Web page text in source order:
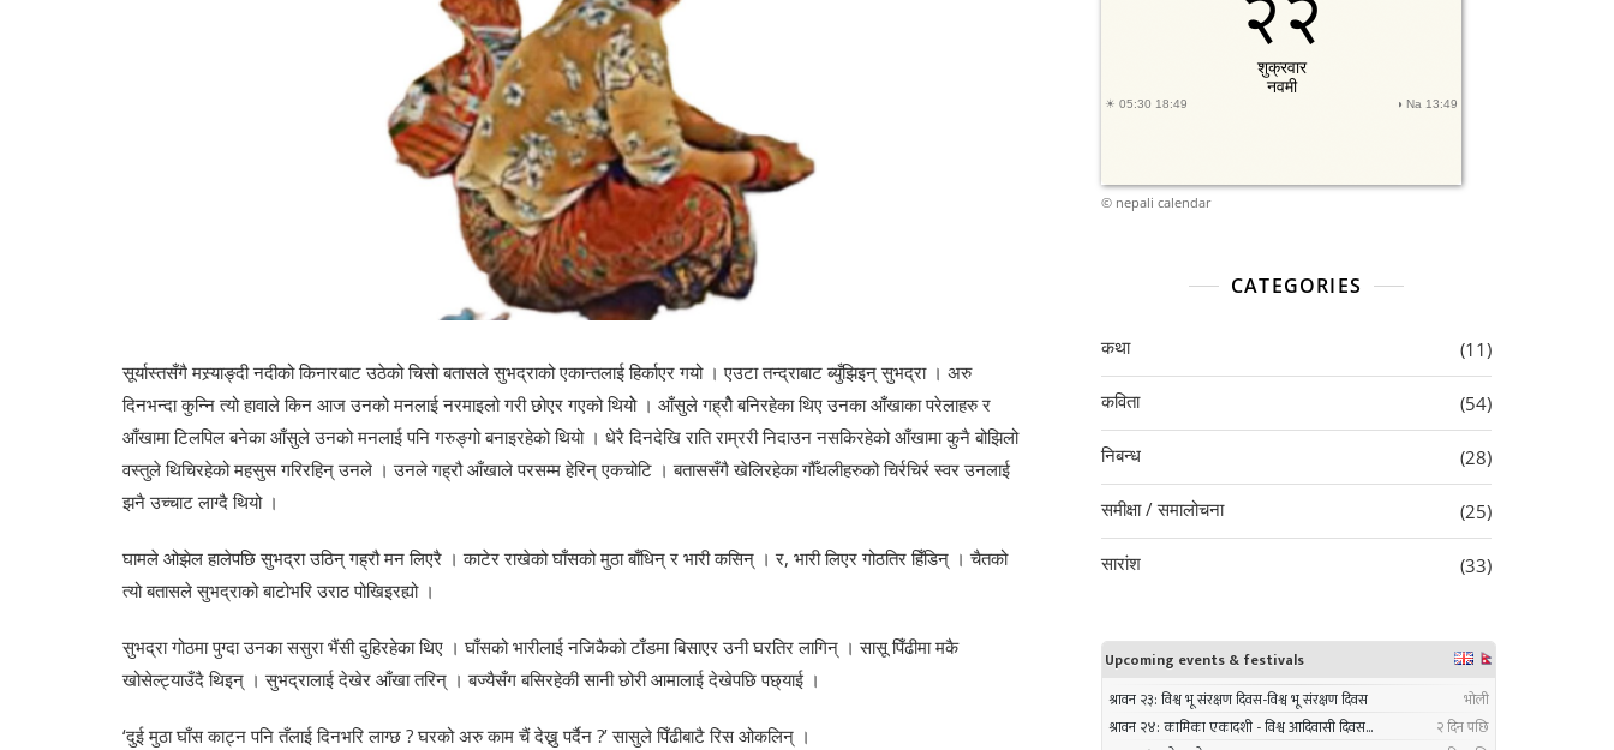
सूर्यास्तसँगै मस्र्याङ्दी नदीको किनारबाट उठेको चिसो बतासले सुभद्राको एकान्तलाई हिर्काएर गयो । एउटा तन्द्राबाट ब्युँझिइन् सुभद्रा । अरु
दिनभन्दा कुन्नि त्यो हावाले किन आज उनको मनलाई नरमाइलो गरी छोएर गएको थियोे । आँसुले गह्रोै बनिरहेका थिए उनका आँखाका परेलाहरु र
आँखामा टिलपिल बनेका आँसुले उनको मनलाई पनि गरुङ्गो बनाइरहेको थियो । धेरै दिनदेखि राति राम्ररी निदाउन नसकिरहेको आँखामा कुनै बोझिलो
वस्तुले थिचिरहेको महसुस गरिरहिन् उनले । उनले गह्रौ आँखाले परसम्म हेरिन् एकचोटि । बताससँगै खेलिरहेका गौँथलीहरुको चिर्रचिर्र स्वर उनलाई
झनै उच्चाट लाग्दै थियो ।
घामले ओझेल हालेपछि सुभद्रा उठिन् गह्रौ मन लिएरै । काटेर राखेको घाँसको मुठा बाँधिन् र भारी कसिन् । र, भारी लिएर गोठतिर हिँडिन् । चैतको
त्यो बतासले सुभद्राको बाटोभरि उराठ पोखिइरह्यो ।
सुभद्रा गोठमा पुग्दा उनका ससुरा भैंसी दुहिरहेका थिए । घाँसको भारीलाई नजिकैको टाँडमा बिसाएर उनी घरतिर लागिन् । सासू पिँढीमा मकै
खोसेल्ट्याउँदै थिइन् । सुभद्रालाई देखेर आँखा तरिन् । बज्यैसँग बसिरहेकी सानी छोरी आमालाई देखेपछि पछ्याई ।
‘दुई मुठा घाँस काट्न पनि तँलाई दिनभरि लाग्छ ? घरको अरु काम चैं देख्नु पर्दैन ?’ सासुले पिँढीबाटै रिस ओकलिन् ।
© nepali calendar
CATEGORIES
कथा (11)
कविता (54)
निबन्ध (28)
समीक्षा / समालोचना (25)
सारांश (33)